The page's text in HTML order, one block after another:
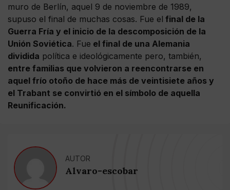
muro de Berlín, aquel 9 de noviembre de 1989,
supuso el final de muchas cosas. Fue el final de la
Guerra Fría y el inicio de la descomposición de la
Unión Soviética. Fue el final de una Alemania
dividida política e ideológicamente pero, también,
entre familias que volvieron a reencontrarse en
aquel frío otoño de hace más de veintisiete años y
el Trabant se convirtió en el símbolo de aquella
Reunificación.
AUTOR
Alvaro-escobar